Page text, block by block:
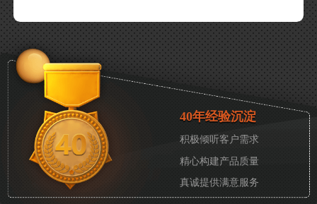
40年经验沉淀
积极倾听客户需求
精心构建产品质量
真诚提供满意服务